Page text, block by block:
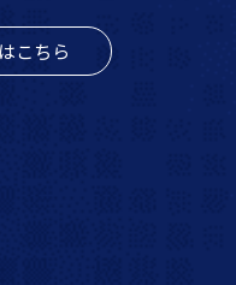
こちら